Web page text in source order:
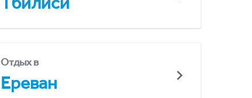
Отдых в
Ереван